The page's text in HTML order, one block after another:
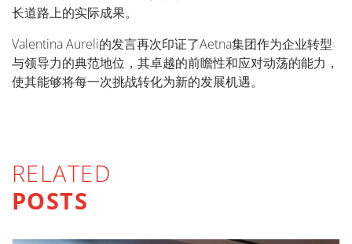
长道路上的实际成果。
Valentina Aureli的发言再次印证了Aetna集团作为企业转型
与领导力的典范地位，其卓越的前瞻性和应对动荡的能力，
使其能够将每一次挑战转化为新的发展机遇。
RELATED
POSTS